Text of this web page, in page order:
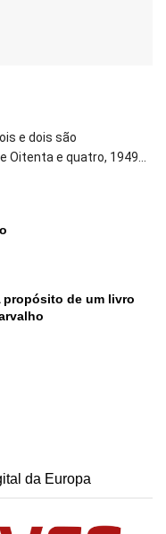
e dois são
Oitenta e quatro, 1949...
propósito de um livro
da Europa